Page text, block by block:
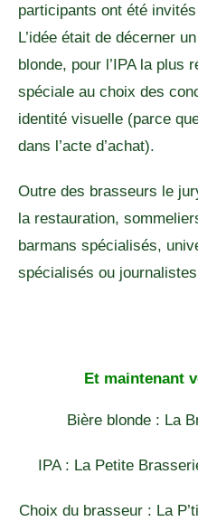
participants ont été
L’idée était de décerner
blonde, pour l’IPA la plus
spéciale au choix des
identité visuelle (parce
dans l’acte d’achat).
Outre des brasseurs le
la restauration,
barmans spécialisés,
spécialisés ou
Et maintenant
Bière blonde : La
IPA : La Petite
Choix du brasseur : La